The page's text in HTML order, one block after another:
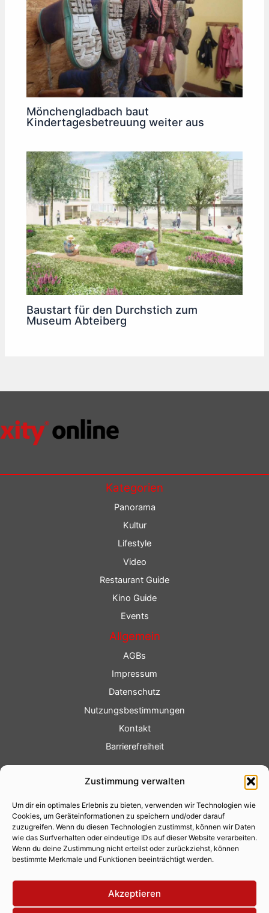
Zustimmung verwalten
Um dir ein optimales Erlebnis zu bieten, verwenden wir Technologien wie
Cookies, um Geräteinformationen zu speichern und/oder darauf
zuzugreifen. Wenn du diesen Technologien zustimmst, können wir Daten
wie das Surfverhalten oder eindeutige IDs auf dieser Website verarbeiten.
Wenn du deine Zustimmung nicht erteilst oder zurückziehst, können
bestimmte Merkmale und Funktionen beeinträchtigt werden.
Akzeptieren
Mönchengladbach baut
Kindertagesbetreuung weiter aus
Baustart für den Durchstich zum
Museum Abteiberg
Kategorien
Panorama
Kultur
Lifestyle
Video
Restaurant Guide
Kino Guide
Events
Allgemein
AGBs
Impressum
Datenschutz
Nutzungsbestimmungen
Kontakt
Barrierefreiheit
Fotoservice
Videoservice
Werbung
Contenterstellung
Lokalnachrichten
Lokalfernsehen
Eventkalender